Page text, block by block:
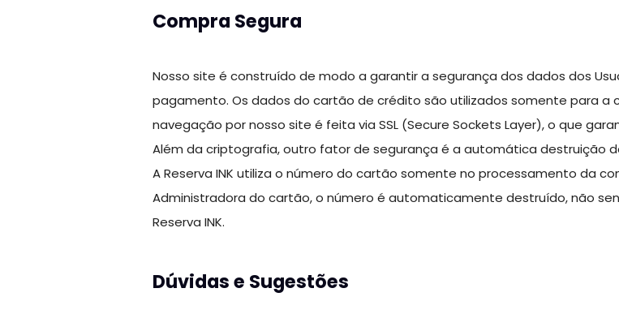
Compra Segura
Nosso site é construído de modo a garantir a segurança dos dados dos
pagamento. Os dados do cartão de crédito são utilizados somente para a
navegação por nosso site é feita via SSL (Secure Sockets Layer), o que
Além da criptografia, outro fator de segurança é a automática destruição
A Reserva INK utiliza o número do cartão somente no processamento da
Administradora do cartão, o número é automaticamente destruído, não
Reserva INK.
Dúvidas e Sugestões